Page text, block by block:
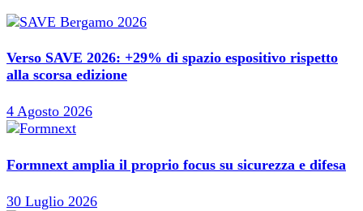
Verso SAVE 2026: +29% di spazio espositivo rispetto
alla scorsa edizione
4 Agosto 2026
Formnext amplia il proprio focus su sicurezza e difesa
30 Luglio 2026